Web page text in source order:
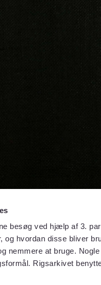
besøg ved hjælp af 3.
og hvordan disse bliver
nemmere at bruge.
Rigsarkivet